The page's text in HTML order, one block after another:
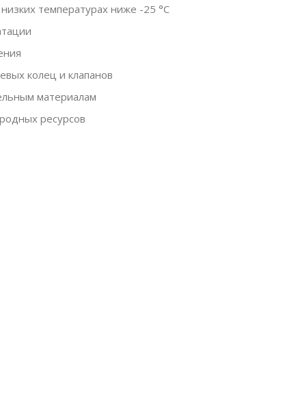
температурах ниже -25 °C
колец и клапанов
материалам
ресурсов